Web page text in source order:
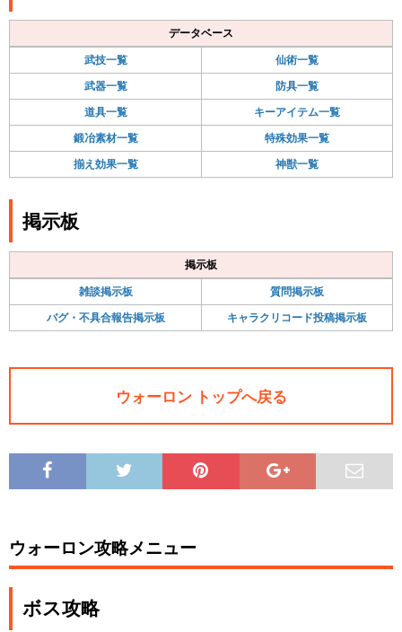
データベース
武技一覧
仙術一覧
武器一覧
防具一覧
道具一覧
キーアイテム一覧
鍛冶素材一覧
特殊効果一覧
揃え効果一覧
神獣一覧
掲示板
掲示板
雑談掲示板
質問掲示板
バグ・不具合報告掲示板
キャラクリコード投稿掲示板
ウォーロン トップへ戻る
ウォーロン攻略メニュー
ボス攻略